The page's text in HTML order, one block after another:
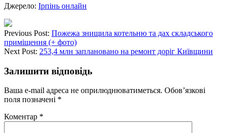
Джерело: Ірпінь онлайн
Previous Post: Пожежа знищила котельню та дах складського
приміщення (+ фото)
Next Post: 253,4 млн заплановано на ремонт доріг Київщини
Залишити відповідь
Ваша e-mail адреса не оприлюднюватиметься. Обов’язкові
поля позначені *
Коментар *